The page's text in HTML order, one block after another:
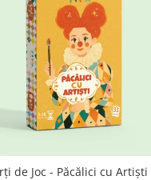
de Joc - Păcălici cu Artiști